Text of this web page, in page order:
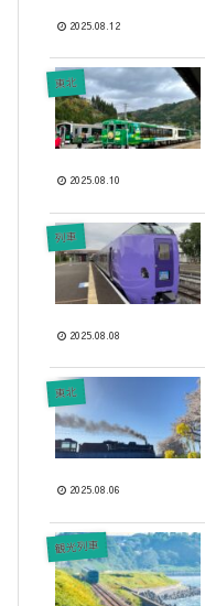
2025.08.12
東北
2025.08.10
列車
2025.08.08
東北
2025.08.06
観光列車